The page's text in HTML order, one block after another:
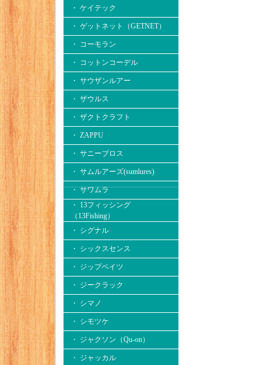
・ ケイテック
・ ゲットネット（GETNET）
・ コーモラン
・ コットンコーデル
・ サウザンルアー
・ ザウルス
・ ザクトクラフト
・ ZAPPU
・ サニーブロス
・ サムルアーズ(sumlures)
・ サワムラ
・ 13フィッシング
（13Fishing）
・ シグナル
・ シックスセンス
・ ジップベイツ
・ ジークラック
・ シマノ
・ シモツケ
・ ジャクソン（Qu-on）
・ ジャッカル